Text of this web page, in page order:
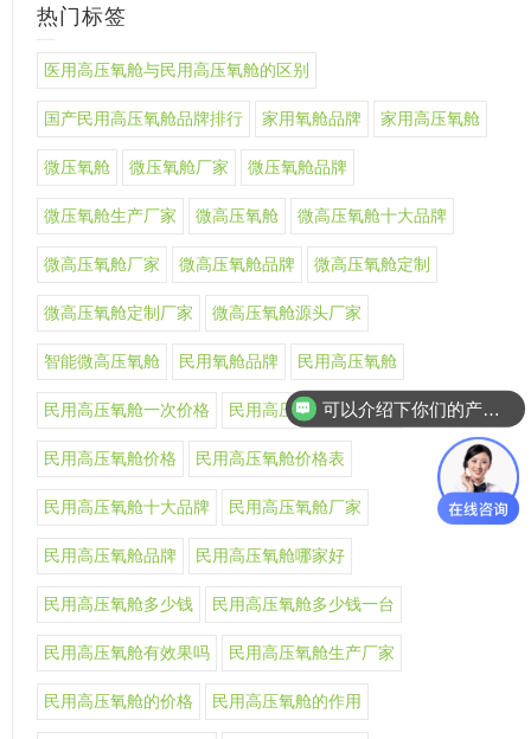
热门标签
医用高压氧舱与民用高压氧舱的区别
国产民用高压氧舱品牌排行 家用氧舱品牌 家用高压氧舱
微压氧舱 微压氧舱厂家 微压氧舱品牌
微压氧舱生产厂家 微高压氧舱 微高压氧舱十大品牌
微高压氧舱厂家 微高压氧舱品牌 微高压氧舱定制
微高压氧舱定制厂家 微高压氧舱源头厂家
智能微高压氧舱 民用氧舱品牌 民用高压氧舱
民用高压氧舱一次价格 民用高压氧舱上市公司
民用高压氧舱价格 民用高压氧舱价格表
民用高压氧舱十大品牌 民用高压氧舱厂家
民用高压氧舱品牌 民用高压氧舱哪家好
民用高压氧舱多少钱 民用高压氧舱多少钱一台
民用高压氧舱有效果吗 民用高压氧舱生产厂家
民用高压氧舱的价格 民用高压氧舱的作用
可以介绍下你们的产品么